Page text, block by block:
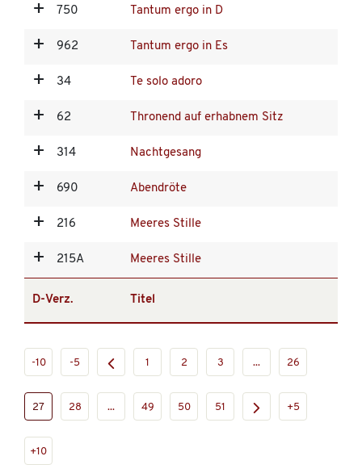
750 Tantum ergo in D
962 Tantum ergo in Es
34 Te solo adoro
62 Thronend auf erhabnem Sitz
314 Nachtgesang
690 Abendröte
216 Meeres Stille
215A Meeres Stille
D-Verz. Titel
-10 -5 1 2 3 ... 26
27 28 ... 49 50 51 +5
+10